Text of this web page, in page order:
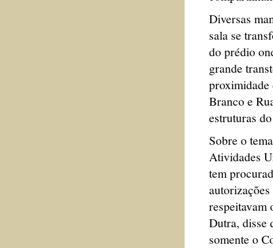
Diversas
sala se
do prédio
grande
proximidade
Branco e
estruturas
Sobre o
Atividades
tem
respeitavam
Dutra, disse
somente o